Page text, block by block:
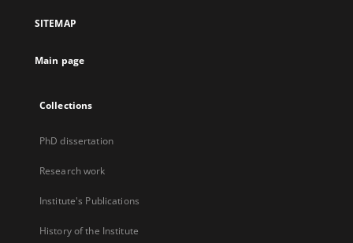
SITEMAP
Main page
Collections
PhD dissertation
Research work
Institute's Publications
History of the Institute